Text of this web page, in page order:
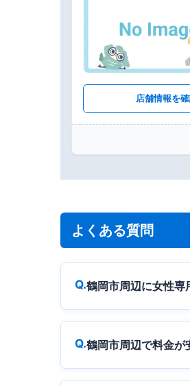
店舗情報を
よくある質問
鶴岡市周辺に女性専
鶴岡市周辺で料金が